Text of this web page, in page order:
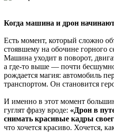
Когда машина и дрон
Есть момент, который сложно
стоявшему на обочине горного
Машина уходит в поворот,
а где-то выше — почти
рождается магия: автомобиль
транспортом. Он становится
И именно в этот момент
гуглят фразу вроде: «Дрон в
снимать красивые кадры
что хочется красиво. Хочется,